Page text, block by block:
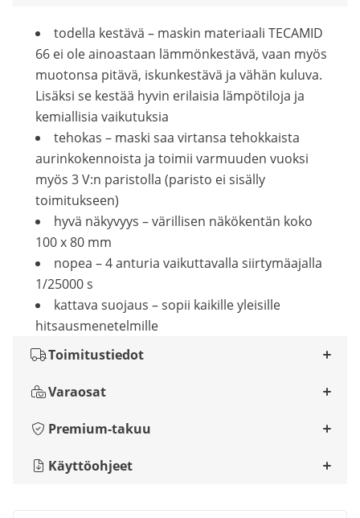
todella kestävä – maskin materiaali TECAMID
66 ei ole ainoastaan lämmönkestävä, vaan myös
muotonsa pitävä, iskunkestävä ja vähän kuluva.
Lisäksi se kestää hyvin erilaisia lämpötiloja ja
kemiallisia vaikutuksia
tehokas – maski saa virtansa tehokkaista
aurinkokennoista ja toimii varmuuden vuoksi
myös 3 V:n paristolla (paristo ei sisälly
toimitukseen)
hyvä näkyvyys – värillisen näkökentän koko
100 x 80 mm
nopea – 4 anturia vaikuttavalla siirtymäajalla
1/25000 s
kattava suojaus – sopii kaikille yleisille
hitsausmenetelmille
Toimitustiedot
Varaosat
Premium-takuu
Käyttöohjeet